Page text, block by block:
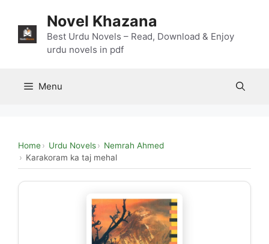
content
Novel Khazana
Best Urdu Novels – Read, Download & Enjoy
urdu novels in pdf
Menu
Home Urdu Novels
Nemrah Ahmed
Karakoram ka taj mehal